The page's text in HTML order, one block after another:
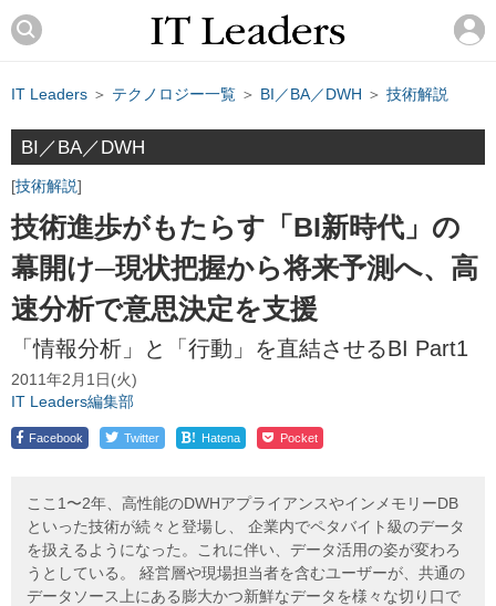
IT Leaders ＞ テクノロジー一覧 ＞ BI／BA／DWH ＞ 技術解説
BI／BA／DWH
技術解説
技術進歩がもたらす「BI新時代」の
幕開け─現状把握から将来予測へ、高
速分析で意思決定を支援
「情報分析」と「行動」を直結させるBI Part1
2011年2月1日(火)
IT Leaders編集部
Facebook Twitter ! Hatena Pocket
ここ1〜2年、高性能のDWHアプライアンスやインメモリーDB
といった技術が続々と登場し、 企業内でペタバイト級のデータ
を扱えるようになった。これに伴い、データ活用の姿が変わろ
うとしている。 経営層や現場担当者を含むユーザーが、共通の
データソース上にある膨大かつ新鮮なデータを様々な切り口で